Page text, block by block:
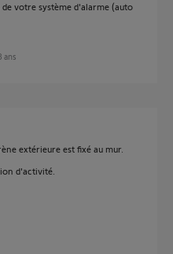
votre système d'alarme (auto
ans
extérieure est fixé au mur.
d'activité.